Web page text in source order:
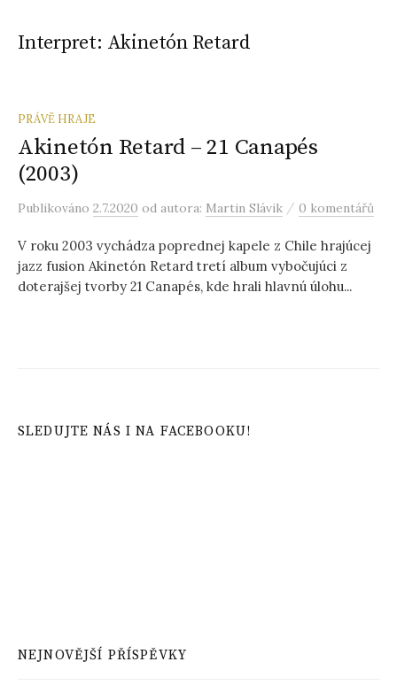
Interpret: Akinetón Retard
PRÁVĚ HRAJE
Akinetón Retard – 21 Canapés
(2003)
Publikováno 2.7.2020 od autora: Martin Slávik / 0 komentářů
V roku 2003 vychádza poprednej kapele z Chile hrajúcej
jazz fusion Akinetón Retard tretí album vybočujúci z
doterajšej tvorby 21 Canapés, kde hrali hlavnú úlohu...
SLEDUJTE NÁS I NA FACEBOOKU!
NEJNOVĚJŠÍ PŘÍSPĚVKY